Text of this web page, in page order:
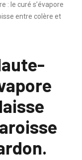
: le curé s’évapore
entre colère et